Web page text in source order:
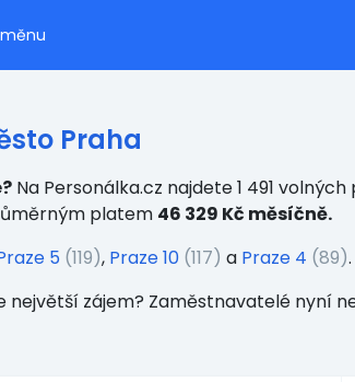
Praha
Na Personálka.cz najdete 1 491
platem 46 329 Kč měsíčně.
5 (119), Praze 10 (117) a Praze 4 (89).
největší zájem? Zaměstnavatelé nyní